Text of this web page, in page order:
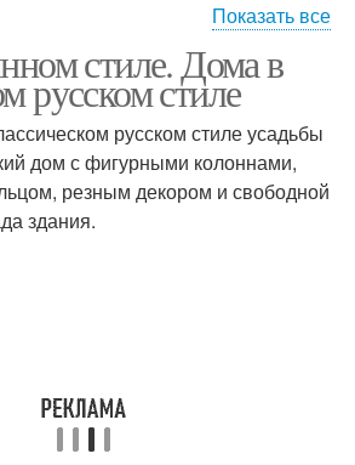
Замок в стиле
Показать все
стиле. Дома в
русском стиле
русском стиле усадьбы
дом с фигурными колоннами,
резным декором и свободной
здания.